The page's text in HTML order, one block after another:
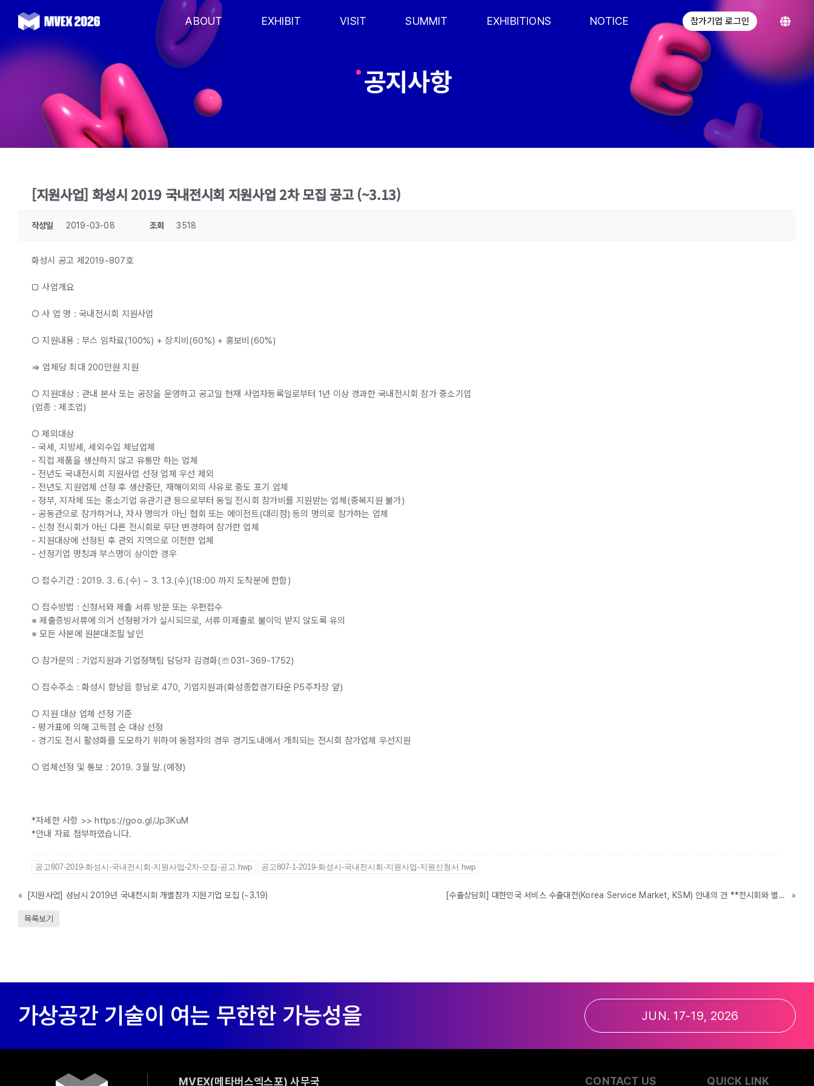
content
ABOUT EXHIBIT VISIT SUMMIT EXHIBITIONS NOTICE 참가기업 로그인
공지사항
[지원사업] 화성시 2019 국내전시회 지원사업 2차 모집 공고 (~3.13)
작성일 2019-03-08 조회 3518
화성시 공고 제2019-807호
□ 사업개요
○ 사 업 명 : 국내전시회 지원사업
○ 지원내용 : 부스 임차료(100%) + 장치비(60%) + 홍보비(60%)
⇒ 업체당 최대 200만원 지원
○ 지원대상 : 관내 본사 또는 공장을 운영하고 공고일 현재 사업자등록일로부터 1년 이상 경과한 국내전시회 참가 중소기업
(업종 : 제조업)
○ 제외대상
- 국세, 지방세, 세외수입 체납업체
- 직접 제품을 생산하지 않고 유통만 하는 업체
- 전년도 국내전시회 지원사업 선정 업체 우선 제외
- 전년도 지원업체 선정 후 생산중단, 재해이외의 사유로 중도 포기 업체
- 정부, 지자체 또는 중소기업 유관기관 등으로부터 동일 전시회 참가비를 지원받는 업체(중복지원 불가)
- 공동관으로 참가하거나, 자사 명의가 아닌 협회 또는 에이전트(대리점) 등의 명의로 참가하는 업체
- 신청 전시회가 아닌 다른 전시회로 무단 변경하여 참가한 업체
- 지원대상에 선정된 후 관외 지역으로 이전한 업체
- 선정기업 명칭과 부스명이 상이한 경우
○ 접수기간 : 2019. 3. 6.(수) ~ 3. 13.(수)(18:00 까지 도착분에 한함)
○ 접수방법 : 신청서와 제출 서류 방문 또는 우편접수
※ 제출증빙서류에 의거 선정평가가 실시되므로, 서류 미제출로 불이익 받지 않도록 유의
※ 모든 사본에 원본대조필 날인
○ 참가문의 : 기업지원과 기업정책팀 담당자 김경화(☏031-369-1752)
○ 접수주소 : 화성시 향남읍 향남로 470, 기업지원과(화성종합경기타운 P5주차장 앞)
○ 지원 대상 업체 선정 기준
- 평가표에 의해 고득점 순 대상 선정
- 경기도 전시 활성화를 도모하기 위하여 동점자의 경우 경기도내에서 개최되는 전시회 참가업체 우선지원
○ 업체선정 및 통보 : 2019. 3월 말.(예정)
*자세한 사항 >> https://goo.gl/Jp3KuM
*안내 자료 첨부하였습니다.
공고807-2019-화성시-국내전시회-지원사업-2차-모집-공고.hwp 공고807-1-2019-화성시-국내전시회-지원사업-지원신청서.hwp
« [지원사업] 성남시 2019년 국내전시회 개별참가 지원기업 모집 (~3.19) [수출상담회] 대한민국 서비스 수출대전(Korea Service Market, KSM) 안내의 건 **전시회와 별도 참가 가능 »
목록보기
JUN. 17-19, 2026
MVEX(메타버스엑스포) 사무국 CONTACT US QUICK LINK